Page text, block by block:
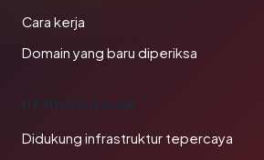
Cara kerja
Domain yang baru diperiksa
PERUSAHAAN
Didukung infrastruktur tepercaya